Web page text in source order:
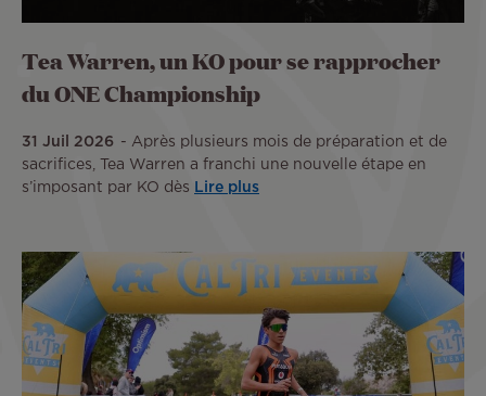
Tea Warren, un KO pour se rapprocher
du ONE Championship
31 Juil 2026
Après plusieurs mois de préparation et de
sacrifices, Tea Warren a franchi une nouvelle étape en
s’imposant par KO dès
Lire plus